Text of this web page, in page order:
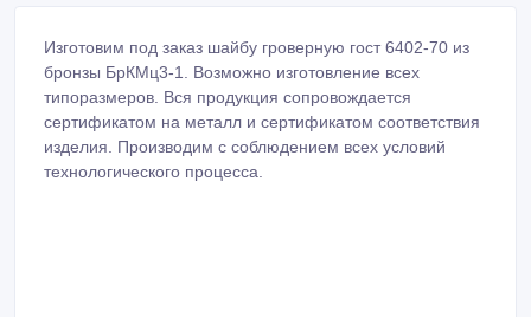
Изготовим под заказ шайбу гроверную гост 6402-70 из
бронзы БрКМц3-1. Возможно изготовление всех
типоразмеров. Вся продукция сопровождается
сертификатом на металл и сертификатом соответствия
изделия. Производим с соблюдением всех условий
технологического процесса.